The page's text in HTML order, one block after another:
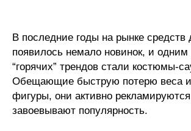
В последние годы на рынке средств
появилось немало новинок, и одним
“горячих” трендов стали костюмы-
Обещающие быструю потерю веса
фигуры, они активно
завоевывают популярность.